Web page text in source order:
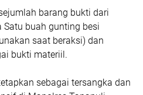
barang bukti dari
buah gunting besi
saat beraksi) dan
bukti materiil.
sebagai tersangka dan